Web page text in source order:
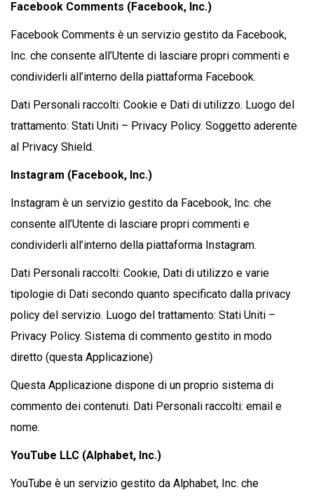
Facebook Comments (Facebook, Inc.)
Facebook Comments è un servizio gestito da Facebook,
Inc. che consente all’Utente di lasciare propri commenti e
condividerli all’interno della piattaforma Facebook.
Dati Personali raccolti: Cookie e Dati di utilizzo. Luogo del
trattamento: Stati Uniti – Privacy Policy. Soggetto aderente
al Privacy Shield.
Instagram (Facebook, Inc.)
Instagram è un servizio gestito da Facebook, Inc. che
consente all’Utente di lasciare propri commenti e
condividerli all’interno della piattaforma Instagram.
Dati Personali raccolti: Cookie, Dati di utilizzo e varie
tipologie di Dati secondo quanto specificato dalla privacy
policy del servizio. Luogo del trattamento: Stati Uniti –
Privacy Policy. Sistema di commento gestito in modo
diretto (questa Applicazione)
Questa Applicazione dispone di un proprio sistema di
commento dei contenuti. Dati Personali raccolti: email e
nome.
YouTube LLC (Alphabet, Inc.)
YouTube è un servizio gestito da Alphabet, Inc. che